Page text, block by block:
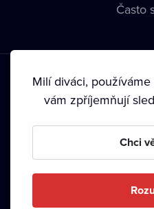
Často
Podmínky používání •
•
Milí diváci,
vám zpříjemňují
Chci